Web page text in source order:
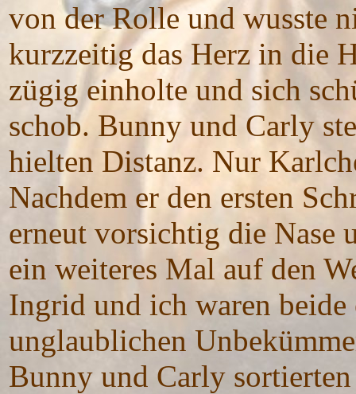
von der Rolle und wusste
kurzzeitig das Herz in die
zügig einholte und sich
schob. Bunny und Carly
hielten Distanz. Nur
Nachdem er den ersten
erneut vorsichtig die Nase
ein weiteres Mal auf den
Ingrid und ich waren beide
unglaublichen
Bunny und Carly